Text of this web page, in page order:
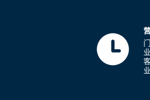
安徽省淮北市
安徽省淮南市
安徽省黄山市
安徽省六安市